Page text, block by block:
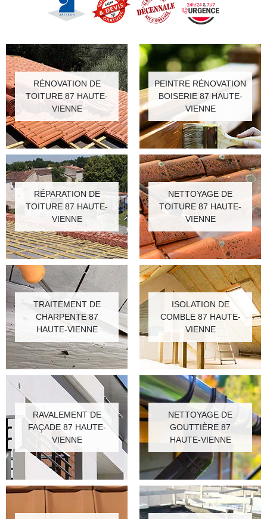
RÉNOVATION DE
TOITURE 87 HAUTE-
VIENNE
PEINTRE RÉNOVATION
BOISERIE 87 HAUTE-
VIENNE
RÉPARATION DE
TOITURE 87 HAUTE-
VIENNE
NETTOYAGE DE
TOITURE 87 HAUTE-
VIENNE
TRAITEMENT DE
CHARPENTE 87
HAUTE-VIENNE
ISOLATION DE
COMBLE 87 HAUTE-
VIENNE
RAVALEMENT DE
FAÇADE 87 HAUTE-
VIENNE
NETTOYAGE DE
GOUTTIÈRE 87
HAUTE-VIENNE